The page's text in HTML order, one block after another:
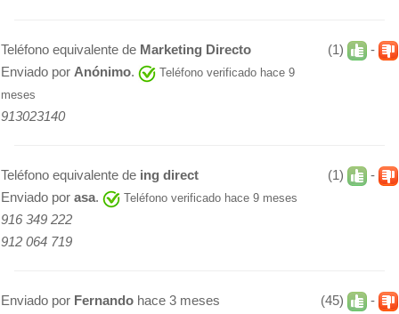
(1) -
Teléfono equivalente de Marketing Directo
Enviado por Anónimo.
Teléfono verificado hace 9
meses
913023140
(1) -
Teléfono equivalente de ing direct
Enviado por asa. Teléfono verificado hace 9 meses
916 349 222
912 064 719
(45) -
Enviado por Fernando hace 3 meses